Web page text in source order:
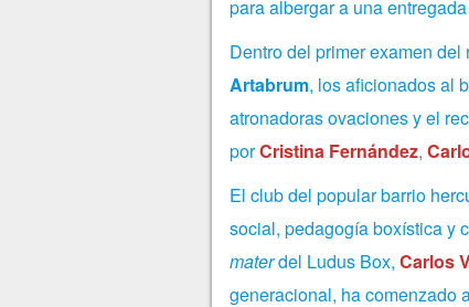
para albergar a una
Dentro del primer examen
Artabrum, los aficionados al
atronadoras ovaciones y el
porCristina Fernández,
El club del popular barrio
social, pedagogía boxística y
materdel Ludus Box, Carlos
generacional, ha comenzado